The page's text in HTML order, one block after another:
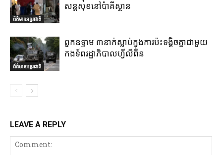
ព័ត៌មានអន្តរជាតិ
សន្តសុខនៅប៉ាគីស្ថាន
ព័ត៌មានអន្តរជាតិ
ពួកឧទ្ទាម ៣នាក់ស្លាប់ក្នុងការប៉ះទង្គិចគ្នាជាមួយ
កងទ័ពរដ្ឋាភិបាលហ្វីលីពីន
LEAVE A REPLY